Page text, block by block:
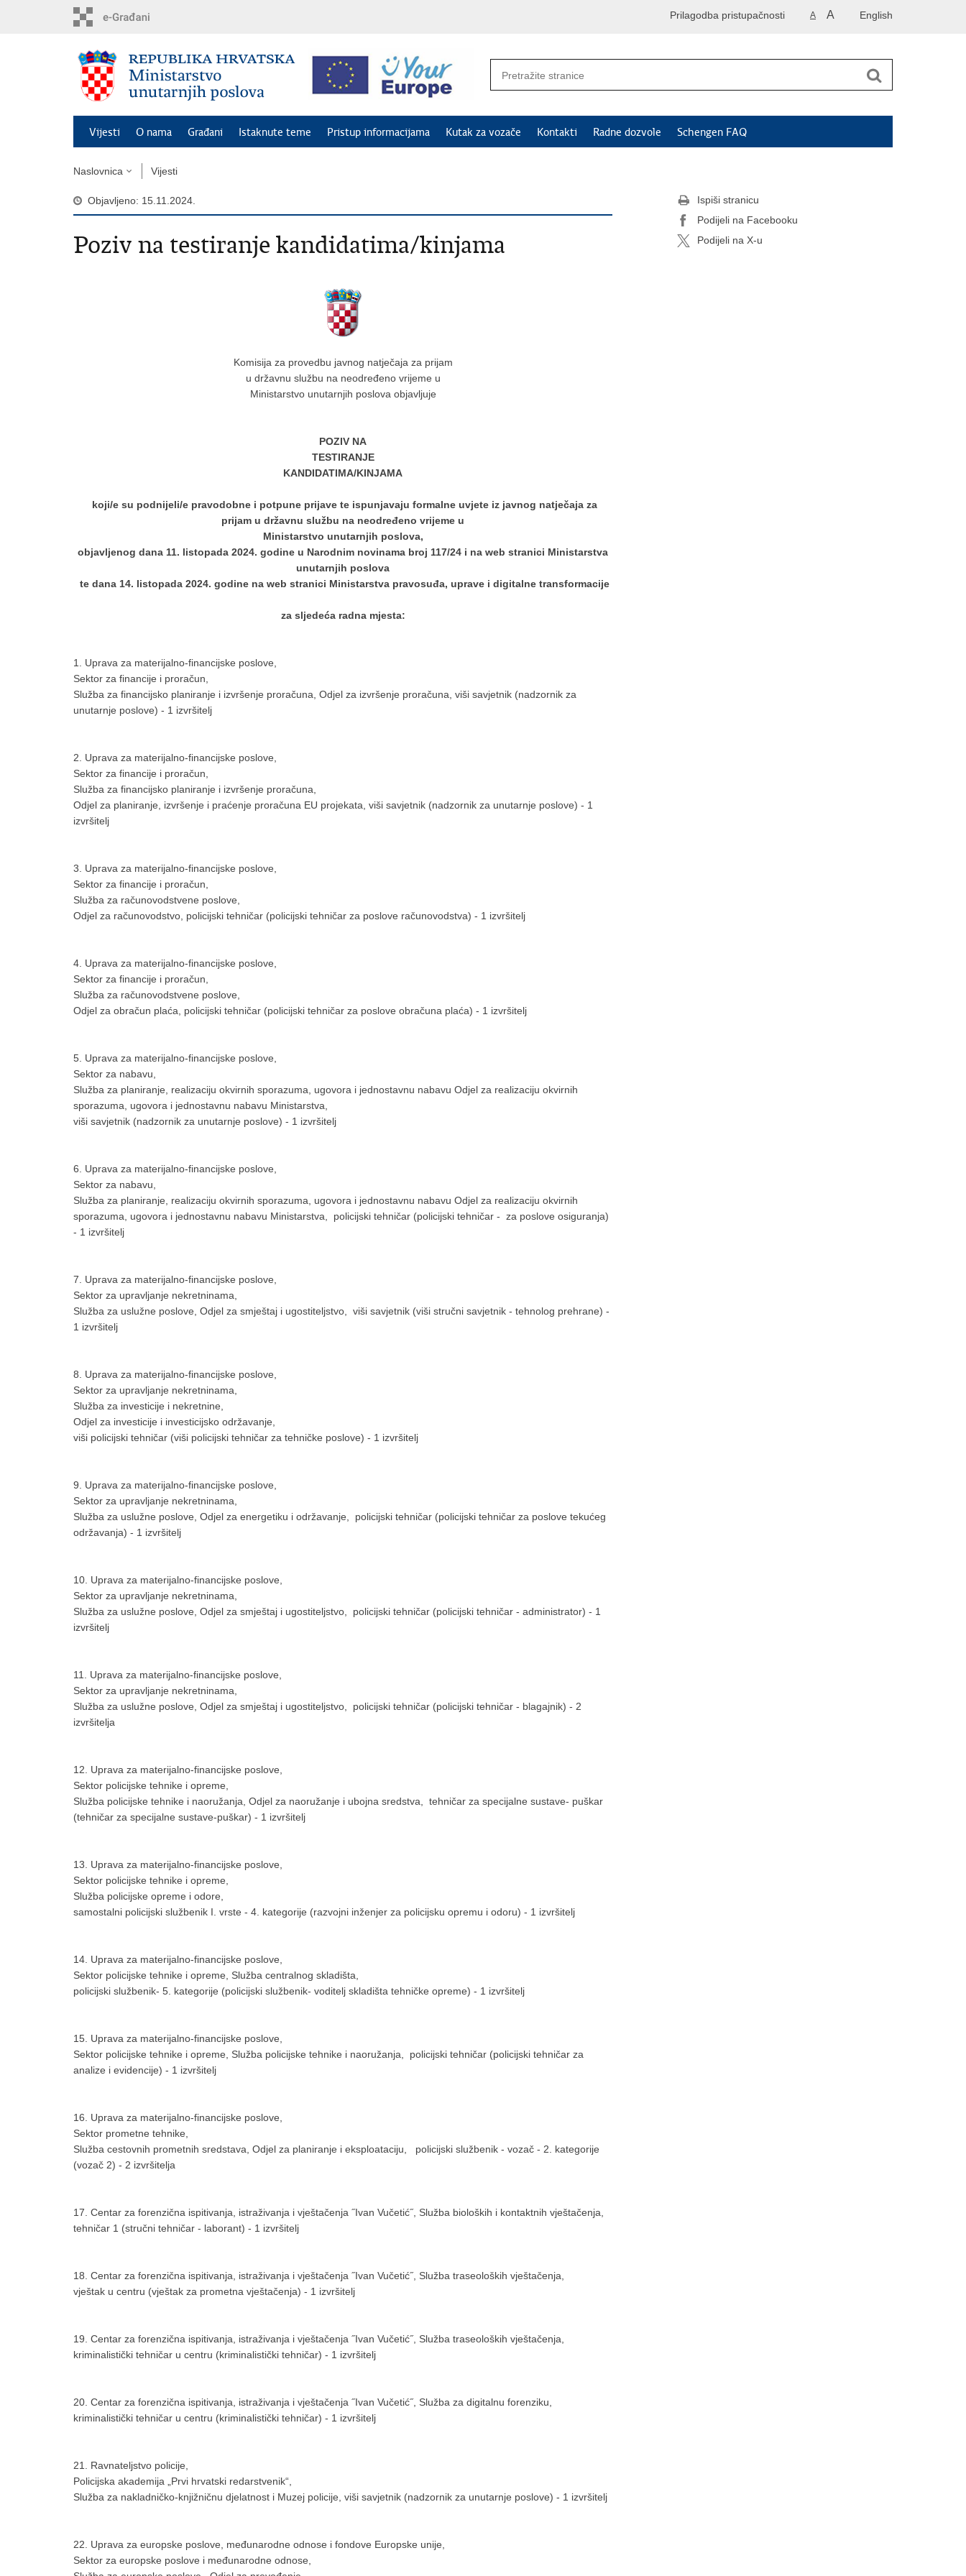
English
A A
Prilagodba pristupačnosti
Vijesti O nama Građani Istaknute teme Pristup informacijama Kutak za vozače Kontakti Radne dozvole Schengen FAQ
Naslovnica Vijesti
Objavljeno: 15.11.2024.
Poziv na testiranje kandidatima/kinjama
Komisija za provedbu javnog natječaja za prijam
u državnu službu na neodređeno vrijeme u
Ministarstvo unutarnjih poslova objavljuje
POZIV NA
TESTIRANJE
KANDIDATIMA/KINJAMA
koji/e su podnijeli/e pravodobne i potpune prijave te ispunjavaju formalne uvjete iz javnog natječaja za
prijam u državnu službu na neodređeno vrijeme u
Ministarstvo unutarnjih poslova,
objavljenog dana 11. listopada 2024. godine u Narodnim novinama broj 117/24 i na web stranici Ministarstva
unutarnjih poslova
te dana 14. listopada 2024. godine na web stranici Ministarstva pravosuđa, uprave i digitalne transformacije
za sljedeća radna mjesta:
1. Uprava za materijalno-financijske poslove,
Sektor za financije i proračun,
Služba za financijsko planiranje i izvršenje proračuna, Odjel za izvršenje proračuna, viši savjetnik (nadzornik za
unutarnje poslove) - 1 izvršitelj
2. Uprava za materijalno-financijske poslove,
Sektor za financije i proračun,
Služba za financijsko planiranje i izvršenje proračuna,
Odjel za planiranje, izvršenje i praćenje proračuna EU projekata, viši savjetnik (nadzornik za unutarnje poslove) - 1
izvršitelj
3. Uprava za materijalno-financijske poslove,
Sektor za financije i proračun,
Služba za računovodstvene poslove,
Odjel za računovodstvo, policijski tehničar (policijski tehničar za poslove računovodstva) - 1 izvršitelj
4. Uprava za materijalno-financijske poslove,
Sektor za financije i proračun,
Služba za računovodstvene poslove,
Odjel za obračun plaća, policijski tehničar (policijski tehničar za poslove obračuna plaća) - 1 izvršitelj
5. Uprava za materijalno-financijske poslove,
Sektor za nabavu,
Služba za planiranje, realizaciju okvirnih sporazuma, ugovora i jednostavnu nabavu Odjel za realizaciju okvirnih
sporazuma, ugovora i jednostavnu nabavu Ministarstva,
viši savjetnik (nadzornik za unutarnje poslove) - 1 izvršitelj
6. Uprava za materijalno-financijske poslove,
Sektor za nabavu,
Služba za planiranje, realizaciju okvirnih sporazuma, ugovora i jednostavnu nabavu Odjel za realizaciju okvirnih
sporazuma, ugovora i jednostavnu nabavu Ministarstva, policijski tehničar (policijski tehničar - za poslove osiguranja)
- 1 izvršitelj
7. Uprava za materijalno-financijske poslove,
Sektor za upravljanje nekretninama,
Služba za uslužne poslove, Odjel za smještaj i ugostiteljstvo, viši savjetnik (viši stručni savjetnik - tehnolog prehrane) -
1 izvršitelj
8. Uprava za materijalno-financijske poslove,
Sektor za upravljanje nekretninama,
Služba za investicije i nekretnine,
Odjel za investicije i investicijsko održavanje,
viši policijski tehničar (viši policijski tehničar za tehničke poslove) - 1 izvršitelj
9. Uprava za materijalno-financijske poslove,
Sektor za upravljanje nekretninama,
Služba za uslužne poslove, Odjel za energetiku i održavanje, policijski tehničar (policijski tehničar za poslove tekućeg
održavanja) - 1 izvršitelj
10. Uprava za materijalno-financijske poslove,
Sektor za upravljanje nekretninama,
Služba za uslužne poslove, Odjel za smještaj i ugostiteljstvo, policijski tehničar (policijski tehničar - administrator) - 1
izvršitelj
11. Uprava za materijalno-financijske poslove,
Sektor za upravljanje nekretninama,
Služba za uslužne poslove, Odjel za smještaj i ugostiteljstvo, policijski tehničar (policijski tehničar - blagajnik) - 2
izvršitelja
12. Uprava za materijalno-financijske poslove,
Sektor policijske tehnike i opreme,
Služba policijske tehnike i naoružanja, Odjel za naoružanje i ubojna sredstva, tehničar za specijalne sustave- puškar
(tehničar za specijalne sustave-puškar) - 1 izvršitelj
13. Uprava za materijalno-financijske poslove,
Sektor policijske tehnike i opreme,
Služba policijske opreme i odore,
samostalni policijski službenik I. vrste - 4. kategorije (razvojni inženjer za policijsku opremu i odoru) - 1 izvršitelj
14. Uprava za materijalno-financijske poslove,
Sektor policijske tehnike i opreme, Služba centralnog skladišta,
policijski službenik- 5. kategorije (policijski službenik- voditelj skladišta tehničke opreme) - 1 izvršitelj
15. Uprava za materijalno-financijske poslove,
Sektor policijske tehnike i opreme, Služba policijske tehnike i naoružanja, policijski tehničar (policijski tehničar za
analize i evidencije) - 1 izvršitelj
16. Uprava za materijalno-financijske poslove,
Sektor prometne tehnike,
Služba cestovnih prometnih sredstava, Odjel za planiranje i eksploataciju, policijski službenik - vozač - 2. kategorije
(vozač 2) - 2 izvršitelja
17. Centar za forenzična ispitivanja, istraživanja i vještačenja ˝Ivan Vučetić˝, Služba bioloških i kontaktnih vještačenja,
tehničar 1 (stručni tehničar - laborant) - 1 izvršitelj
18. Centar za forenzična ispitivanja, istraživanja i vještačenja ˝Ivan Vučetić˝, Služba traseoloških vještačenja,
vještak u centru (vještak za prometna vještačenja) - 1 izvršitelj
19. Centar za forenzična ispitivanja, istraživanja i vještačenja ˝Ivan Vučetić˝, Služba traseoloških vještačenja,
kriminalistički tehničar u centru (kriminalistički tehničar) - 1 izvršitelj
20. Centar za forenzična ispitivanja, istraživanja i vještačenja ˝Ivan Vučetić˝, Služba za digitalnu forenziku,
kriminalistički tehničar u centru (kriminalistički tehničar) - 1 izvršitelj
21. Ravnateljstvo policije,
Policijska akademija „Prvi hrvatski redarstvenik“,
Služba za nakladničko-knjižničnu djelatnost i Muzej policije, viši savjetnik (nadzornik za unutarnje poslove) - 1 izvršitelj
22. Uprava za europske poslove, međunarodne odnose i fondove Europske unije,
Sektor za europske poslove i međunarodne odnose,
Ispiši stranicu
Podijeli na Facebooku
Podijeli na X-u